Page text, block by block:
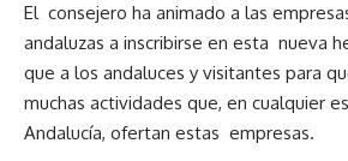
El consejero ha animado a las
andaluzas a inscribirse en esta nueva
que a los andaluces y visitantes para
muchas actividades que, en cualquier
Andalucía, ofertan estas empresas.